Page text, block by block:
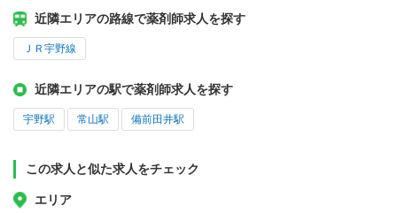
近隣エリアの路線で薬剤師求人を探す
ＪＲ宇野線
近隣エリアの駅で薬剤師求人を探す
宇野駅 常山駅 備前田井駅
この求人と似た求人をチェック
エリア